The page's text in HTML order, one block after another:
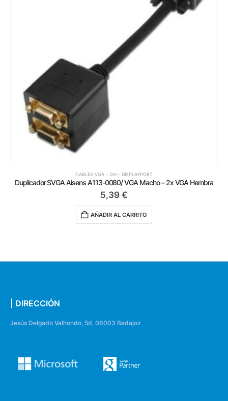
CABLES VGA - DVI - DISPLAYPORT
Duplicador SVGA Aisens A113-0080/ VGA Macho – 2x VGA Hembra
5,39 €
AÑADIR AL CARRITO
| DIRECCIÓN
Jesús Delgado Valhondo, 5d, 06003 Badajoz